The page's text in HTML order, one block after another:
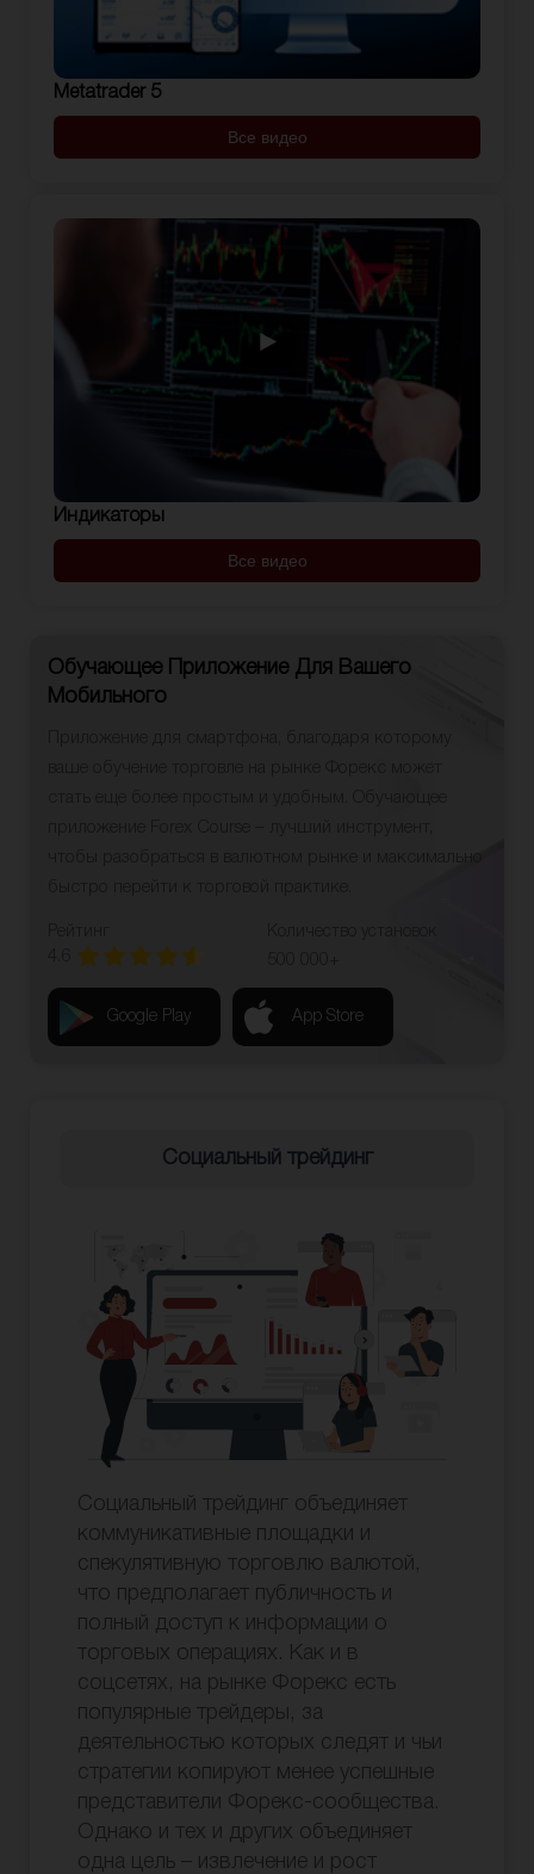
Metatrader 5
Все видео
Индикаторы
Все видео
Обучающее Приложение Для Вашего
Мобильного
Google Play App Store
Социальный трейдинг
Социальный трейдинг объединяет
коммуникативные площадки и
спекулятивную торговлю валютой,
что предполагает публичность и
полный доступ к информации о
торговых операциях. Как и в
соцсетях, на рынке Форекс есть
популярные трейдеры, за
деятельностью которых следят и чьи
стратегии копируют менее успешные
представители Форекс-сообщества.
Однако и тех и других объединяет
одна цель – извлечение и рост